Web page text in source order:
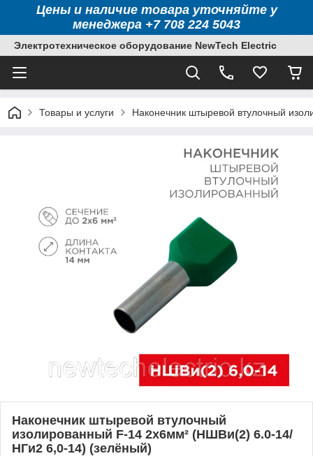
Цены и наличие товара уточняйте у
менеджера +7 708 224 5043
Электротехническое оборудование NewTech Electric
Товары и услуги Наконечник штыревой втулочный
Наконечник штыревой втулочный
изолированный F-14 2x6мм² (НШВи(2) 6.0-14/
НГи2 6,0-14) (зелёный)